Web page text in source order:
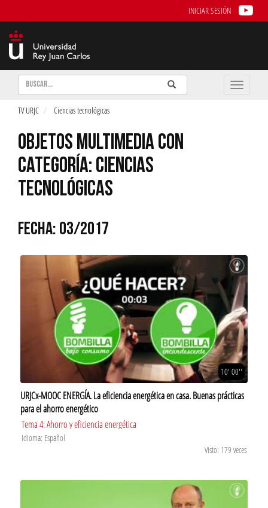
INICIAR SESIÓN
Buscar Enviar
Buscar
Toggle
TV URJC Ciencias tecnológicas
OBJETOS MULTIMEDIA CON
CATEGORÍA: CIENCIAS
TECNOLÓGICAS
FECHA: 03/2017
10' 00''
URJCx-MOOC ENERGÍA. La eficiencia energética en casa. Buenas prácticas
para el ahorro energético
Tema 4: Ahorro y eficiencia energética
Idioma: Español
Visto: 179 veces